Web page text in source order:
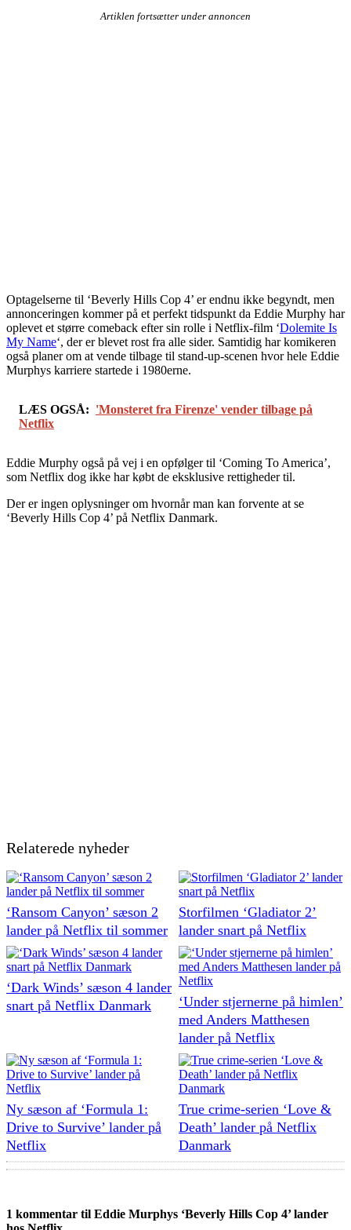
Artiklen fortsætter under annoncen
Optagelserne til ‘Beverly Hills Cop 4’ er endnu ikke begyndt, men
annonceringen kommer på et perfekt tidspunkt da Eddie Murphy har
oplevet et større comeback efter sin rolle i Netflix-film ‘Dolemite Is
My Name‘, der er blevet rost fra alle sider. Samtidig har komikeren
også planer om at vende tilbage til stand-up-scenen hvor hele Eddie
Murphys karriere startede i 1980erne.
LÆS OGSÅ: 'Monsteret fra Firenze' vender tilbage på
Netflix
Eddie Murphy også på vej i en opfølger til ‘Coming To America’,
som Netflix dog ikke har købt de eksklusive rettigheder til.
Der er ingen oplysninger om hvornår man kan forvente at se
‘Beverly Hills Cop 4’ på Netflix Danmark.
Relaterede nyheder
‘Ransom Canyon’ sæson 2
lander på Netflix til sommer
Storfilmen ‘Gladiator 2’
lander snart på Netflix
‘Dark Winds’ sæson 4 lander
snart på Netflix Danmark
‘Under stjernerne på himlen’
med Anders Matthesen
lander på Netflix
Ny sæson af ‘Formula 1:
Drive to Survive’ lander på
Netflix
True crime-serien ‘Love &
Death’ lander på Netflix
Danmark
1 kommentar til Eddie Murphys ‘Beverly Hills Cop 4’ lander